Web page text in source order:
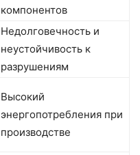
компонентов
Недолговечность и
неустойчивость к
разрушениям
Высокий
энергопотребления при
производстве